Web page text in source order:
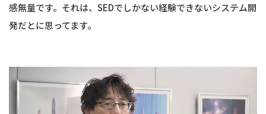
感無量です。それは、SEDでしかない経験できないシステム開
発だとに思ってます。